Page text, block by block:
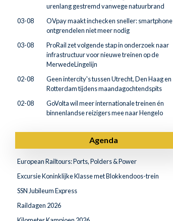
urenlang gestremd vanwege natuurbrand
03-08
OVpay maakt inchecken sneller: smartphone
ontgrendelen niet meer nodig
03-08
ProRail zet volgende stap in onderzoek naar
infrastructuur voor nieuwe treinen op de
MerwedeLingelijn
02-08
Geen intercity's tussen Utrecht, Den Haag en
Rotterdam tijdens maandagochtendspits
02-08
GoVolta wil meer internationale treinen én
binnenlandse reizigers mee naar Hengelo
Agenda
European Railtours: Ports, Polders & Power
Excursie Koninklijke Klasse met Blokkendoos-trein
SSN Jubileum Express
Raildagen 2026